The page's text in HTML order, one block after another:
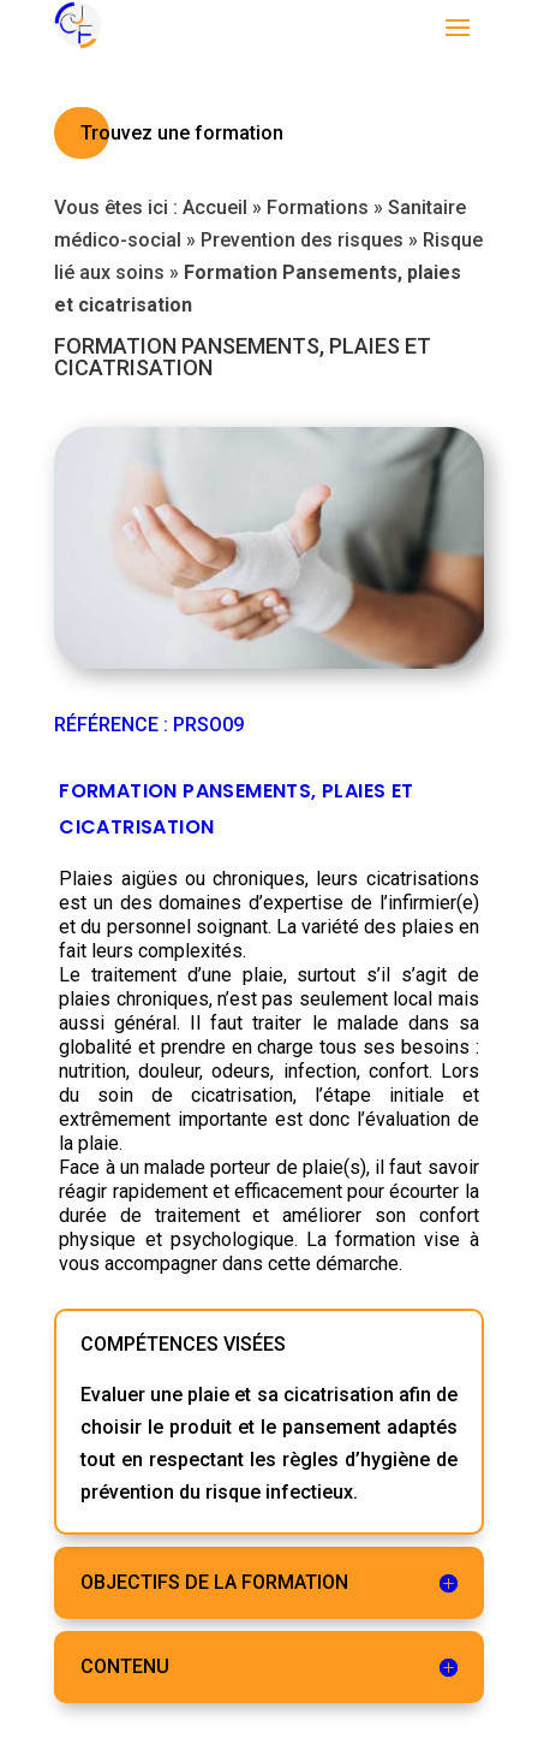
Trouvez une formation
Vous êtes ici : Accueil » Formations » Sanitaire
médico-social » Prevention des risques » Risque
lié aux soins » Formation Pansements, plaies
et cicatrisation
FORMATION PANSEMENTS, PLAIES ET
CICATRISATION
RÉFÉRENCE: PRSO09
FORMATION PANSEMENTS, PLAIES ET
CICATRISATION
Plaies aigües ou chroniques, leurs cicatrisations
est un des domaines d’expertise de l’infirmier(e)
et du personnel soignant. La variété des plaies en
fait leurs complexités.
Le traitement d’une plaie, surtout s’il s’agit de
plaies chroniques, n’est pas seulement local mais
aussi général. Il faut traiter le malade dans sa
globalité et prendre en charge tous ses besoins :
nutrition, douleur, odeurs, infection, confort. Lors
du soin de cicatrisation, l’étape initiale et
extrêmement importante est donc l’évaluation de
la plaie.
Face à un malade porteur de plaie(s), il faut savoir
réagir rapidement et efficacement pour écourter la
durée de traitement et améliorer son confort
physique et psychologique. La formation vise à
vous accompagner dans cette démarche.
COMPÉTENCES VISÉES
Evaluer une plaie et sa cicatrisation afin de
choisir le produit et le pansement adaptés
tout en respectant les règles d’hygiène de
prévention du risque infectieux.
OBJECTIFS DE LA FORMATION
CONTENU